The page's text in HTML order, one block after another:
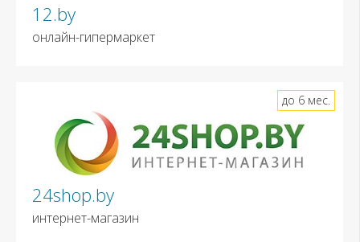
12.by
онлайн-гипермаркет
24shop.by
интернет-магазин
до 6 мес.